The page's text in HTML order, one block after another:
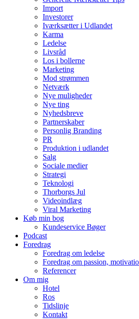
Import
Investorer
Iværksætter i Udlandet
Karma
Ledelse
Livsråd
Los i bollerne
Marketing
Mod strømmen
Netværk
Nye muligheder
Nye ting
Nyhedsbreve
Partnerskaber
Personlig Branding
PR
Produktion i udlandet
Salg
Sociale medier
Strategi
Teknologi
Thorborgs Jul
Videoindlæg
Viral Marketing
Køb min bog
Kundeservice Bøger
Podcast
Foredrag
Foredrag om ledelse
Foredrag om passion,
Referencer
Om mig
Hotel
Ros
Tidslinje
Kontakt